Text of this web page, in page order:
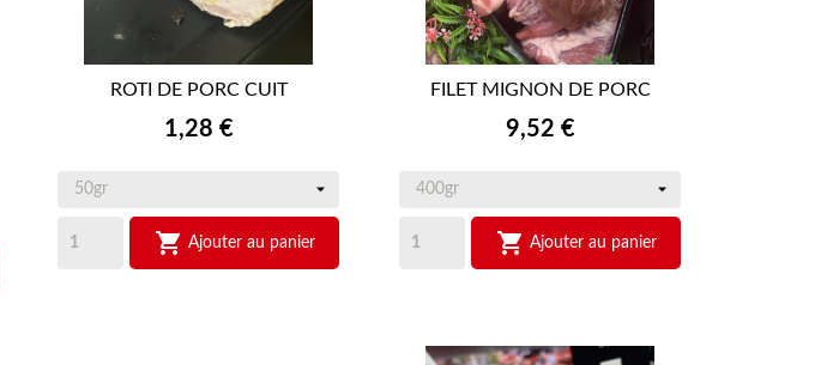
APERÇU RAPIDE
ROTI DE PORC CUIT
Prix
1,28 €
 Ajouter au panier
APERÇU RAPIDE
FILET MIGNON DE PORC
Prix
9,52 €
 Ajouter au panier